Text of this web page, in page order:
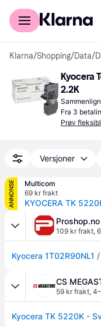
For kunder
Klarna/Shopping/Data/
Kyocera
2.2K
Fra 3
Prøv
Versjoner
ANNONSE
Multicom
69 kr frakt
Proshop.no
109 kr frakt,
CS
59 kr frakt,